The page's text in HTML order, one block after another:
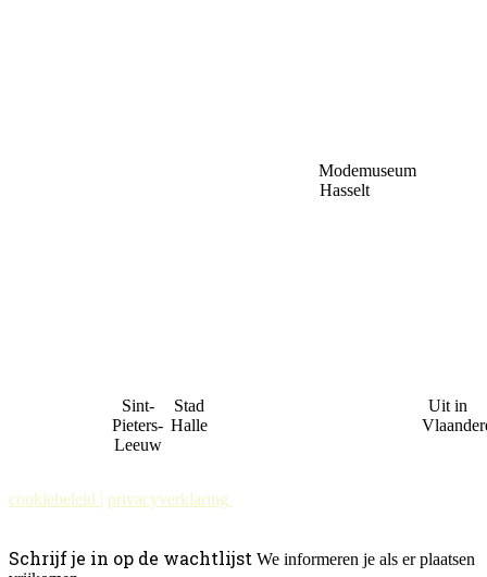
Sint-
Pieters-
Leeuw
Stad
Halle
Modemuseum
Hasselt
Uit in
cookiebeleid privacyverklaring
Schrijf je in op de wachtlijst We informeren je als er plaatsen